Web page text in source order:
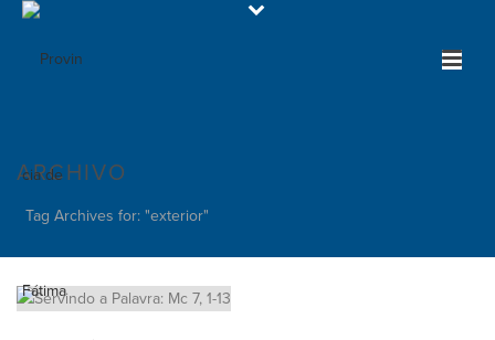
ARCHIVO
Tag Archives for: "exterior"